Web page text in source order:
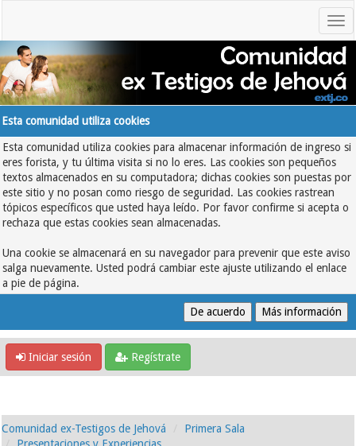
Esta comunidad utiliza cookies
Esta comunidad utiliza cookies para almacenar información de ingreso si
eres forista, y tu última visita si no lo eres. Las cookies son pequeños
textos almacenados en su computadora; dichas cookies son puestas por
este sitio y no posan como riesgo de seguridad. Las cookies rastrean
tópicos específicos que usted haya leído. Por favor confirme si acepta o
rechaza que estas cookies sean almacenadas.
Una cookie se almacenará en su navegador para prevenir que este aviso
salga nuevamente. Usted podrá cambiar este ajuste utilizando el enlace
a pie de página.
Iniciar sesión Regístrate
Comunidad ex-Testigos de Jehová
Primera Sala